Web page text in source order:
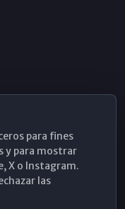
para fines
y para mostrar
X o Instagram.
las